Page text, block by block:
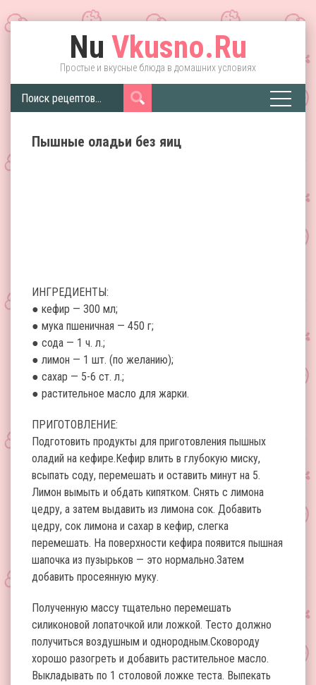
Nu Vkusno.Ru
Простые и вкусные блюда в домашних условиях
Пышные оладьи без яиц
ИНГРЕДИЕНТЫ:
● кефир — 300 мл;
● мука пшеничная — 450 г;
● сода — 1 ч. л.;
● лимон — 1 шт. (по желанию);
● сахар — 5-6 ст. л.;
● растительное масло для жарки.
ПРИГОТОВЛЕНИЕ:
Подготовить продукты для приготовления пышных
оладий на кефире.Кефир влить в глубокую миску,
всыпать соду, перемешать и оставить минут на 5.
Лимон вымыть и обдать кипятком. Снять с лимона
цедру, а затем выдавить из лимона сок. Добавить
цедру, сок лимона и сахар в кефир, слегка
перемешать. На поверхности кефира появится пышная
шапочка из пузырьков — это нормально.Затем
добавить просеянную муку.
Полученную массу тщательно перемешать
силиконовой лопаточкой или ложкой. Тесто должно
получиться воздушным и однородным.Сковороду
хорошо разогреть и добавить растительное масло.
Выкладывать по 1 столовой ложке теста. Выпекать